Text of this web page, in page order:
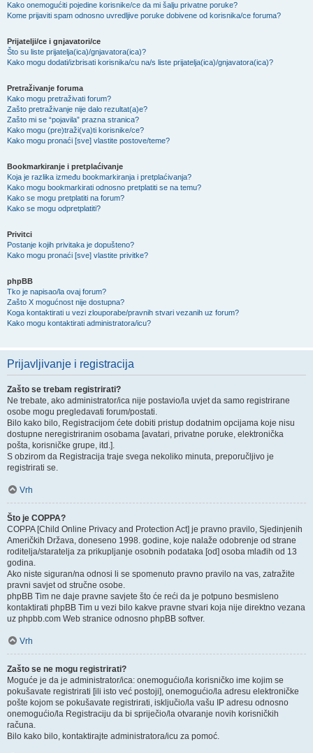
Kako onemogućiti pojedine korisnike/ce da mi šalju privatne poruke?
Kome prijaviti spam odnosno uvredljive poruke dobivene od korisnika/ce foruma?
Prijatelji/ce i gnjavatori/ce
Što su liste prijatelja(ica)/gnjavatora(ica)?
Kako mogu dodati/izbrisati korisnika/cu na/s liste prijatelja(ica)/gnjavatora(ica)?
Pretraživanje foruma
Kako mogu pretraživati forum?
Zašto pretraživanje nije dalo rezultat(a)e?
Zašto mi se “pojavila” prazna stranica?
Kako mogu (pre)traži(va)ti korisnike/ce?
Kako mogu pronaći [sve] vlastite postove/teme?
Bookmarkiranje i pretplaćivanje
Koja je razlika između bookmarkiranja i pretplaćivanja?
Kako mogu bookmarkirati odnosno pretplatiti se na temu?
Kako se mogu pretplatiti na forum?
Kako se mogu odpretplatiti?
Privitci
Postanje kojih privitaka je dopušteno?
Kako mogu pronaći [sve] vlastite privitke?
phpBB
Tko je napisao/la ovaj forum?
Zašto X mogućnost nije dostupna?
Koga kontaktirati u vezi zlouporabe/pravnih stvari vezanih uz forum?
Kako mogu kontaktirati administratora/icu?
Prijavljivanje i registracija
Zašto se trebam registrirati?
Ne trebate, ako administrator/ica nije postavio/la uvjet da samo registrirane
osobe mogu pregledavati forum/postati.
Bilo kako bilo, Registracijom ćete dobiti pristup dodatnim opcijama koje nisu
dostupne neregistriranim osobama [avatari, privatne poruke, elektronička
pošta, korisničke grupe, itd.].
S obzirom da Registracija traje svega nekoliko minuta, preporučljivo je
registrirati se.
Vrh
Što je COPPA?
COPPA [Child Online Privacy and Protection Act] je pravno pravilo, Sjedinjenih
Američkih Država, doneseno 1998. godine, koje nalaže odobrenje od strane
roditelja/staratelja za prikupljanje osobnih podataka [od] osoba mlađih od 13
godina.
Ako niste siguran/na odnosi li se spomenuto pravno pravilo na vas, zatražite
pravni savjet od stručne osobe.
phpBB Tim ne daje pravne savjete što će reći da je potpuno besmisleno
kontaktirati phpBB Tim u vezi bilo kakve pravne stvari koja nije direktno vezana
uz phpbb.com Web stranice odnosno phpBB softver.
Vrh
Zašto se ne mogu registrirati?
Moguće je da je administrator/ica: onemogućio/la korisničko ime kojim se
pokušavate registrirati [ili isto već postoji], onemogućio/la adresu elektroničke
pošte kojom se pokušavate registrirati, isključio/la vašu IP adresu odnosno
onemogućio/la Registraciju da bi spriječio/la otvaranje novih korisničkih
računa.
Bilo kako bilo, kontaktirajte administratora/icu za pomoć.